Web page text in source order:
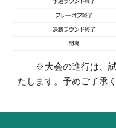
※大会の進行は、試
たします。予めご了承